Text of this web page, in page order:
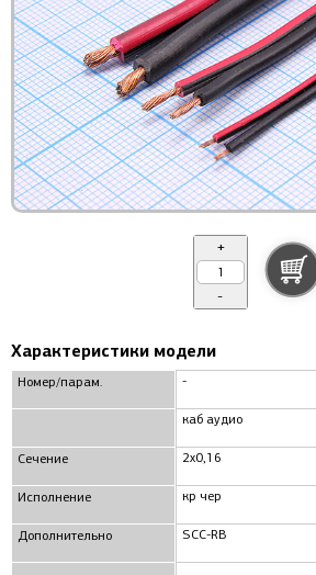
+
-
Характеристики модели
Номер/парам.
Сечение
Исполнение
Дополнительно
-
каб аудио
2x0,16
кр чер
SCC-RB